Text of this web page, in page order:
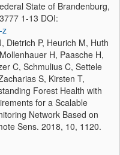
State of Brandenburg,
1-13 DOI:
z
Dietrich P, Heurich M, Huth
H, Paasche H,
C, Schmulius C, Settele
S, Kirsten T,
Forest Health with
for a Scalable
Network Based on
Sens. 2018, 10, 1120.